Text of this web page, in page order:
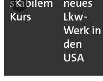
stabilem
Kurs
neues
Lkw-
Werk in
den
USA